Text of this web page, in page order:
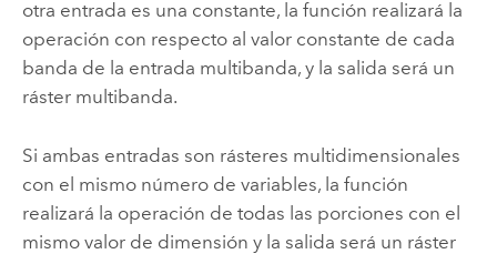
otra entrada es una constante, la función realizará la
operación con respecto al valor constante de cada
banda de la entrada multibanda, y la salida será un
ráster multibanda.
Si ambas entradas son rásteres multidimensionales
con el mismo número de variables, la función
realizará la operación de todas las porciones con el
mismo valor de dimensión y la salida será un ráster